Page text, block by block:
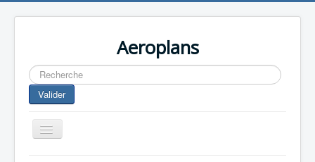
Aeroplans
Rechercher
Valider
Toggle
Navigation